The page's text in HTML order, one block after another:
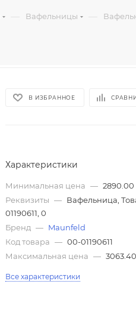
— Вафельницы —
В ИЗБРАННОЕ
Характеристики
Минимальная цена — 2890.00
Реквизиты — Вафельница,
01190611, 0
Бренд — Maunfeld
Код товара — 00-01190611
Максимальная цена — 3063.40
Все характеристики